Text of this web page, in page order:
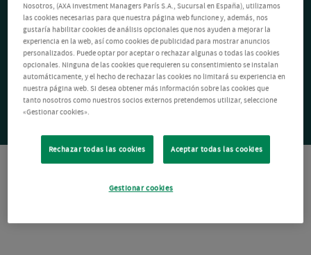
Nosotros, (AXA Investment Managers París S.A., Sucursal en España), utilizamos
las cookies necesarias para que nuestra página web funcione y, además, nos
gustaría habilitar cookies de análisis opcionales que nos ayuden a mejorar la
experiencia en la web, así como cookies de publicidad para mostrar anuncios
personalizados. Puede optar por aceptar o rechazar algunas o todas las cookies
opcionales. Ninguna de las cookies que requieren su consentimiento se instalan
automáticamente, y el hecho de rechazar las cookies no limitará su experiencia en
nuestra página web. Si desea obtener más información sobre las cookies que
tanto nosotros como nuestros socios externos pretendemos utilizar, seleccione
«Gestionar cookies».
Rechazar todas las cookies Aceptar todas las cookies
Gestionar cookies